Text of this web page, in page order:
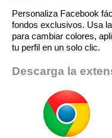
Personaliza Facebook
fondos exclusivos. Usa
para cambiar colores,
tu perfil en un solo clic.
Descarga la